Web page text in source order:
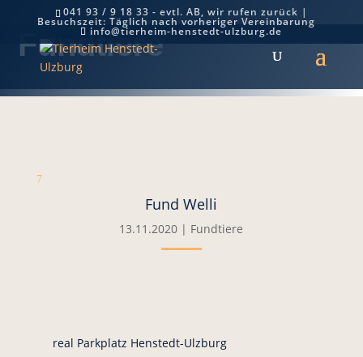
041 93 / 9 18 33 - evtl. AB, wir rufen zurück |
Besuchszeit: Täglich nach vorheriger Vereinbarung
info@tierheim-henstedt-ulzburg.de
Fundtiere
7
Fund Welli
13.11.2020 | Fundtiere
real Parkplatz Henstedt-Ulzburg